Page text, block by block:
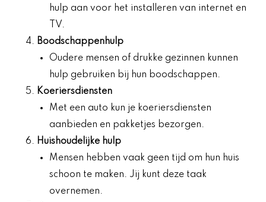
hulp aan voor het installeren van internet en
TV.
Boodschappenhulp
Oudere mensen of drukke gezinnen kunnen
hulp gebruiken bij hun boodschappen.
Koeriersdiensten
Met een auto kun je koeriersdiensten
aanbieden en pakketjes bezorgen.
Huishoudelijke hulp
Mensen hebben vaak geen tijd om hun huis
schoon te maken. Jij kunt deze taak
overnemen.